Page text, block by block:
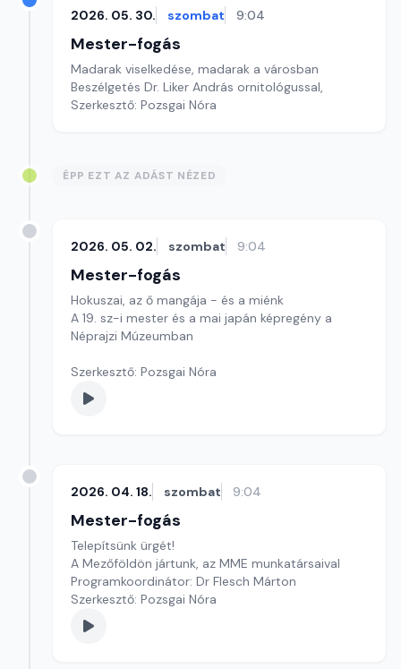
2026. 05. 30. szombat 9:04
Mester-fogás
Madarak viselkedése, madarak a városban
Beszélgetés Dr. Liker András ornitológussal,
Szerkesztő: Pozsgai Nóra
ÉPP EZT AZ ADÁST NÉZED
2026. 05. 02. szombat 9:04
Mester-fogás
Hokuszai, az ő mangája - és a miénk
A 19. sz-i mester és a mai japán képregény a
Néprajzi Múzeumban
Szerkesztő: Pozsgai Nóra
2026. 04. 18. szombat 9:04
Mester-fogás
Telepítsünk ürgét!
A Mezőföldön jártunk, az MME munkatársaival
Programkoordinátor: Dr Flesch Márton
Szerkesztő: Pozsgai Nóra